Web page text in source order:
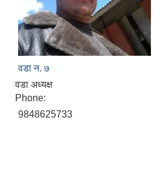
वडा न. ७
वडा अध्यक्ष
Phone:
9848625733